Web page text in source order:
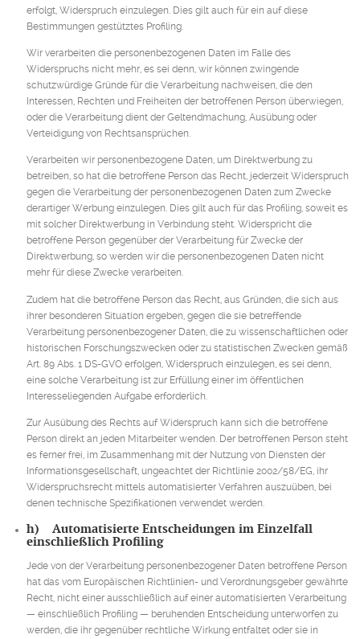
erfolgt, Widerspruch einzulegen. Dies gilt auch für ein auf diese
Bestimmungen gestütztes Profiling.
Wir verarbeiten die personenbezogenen Daten im Falle des
Widerspruchs nicht mehr, es sei denn, wir können zwingende
schutzwürdige Gründe für die Verarbeitung nachweisen, die den
Interessen, Rechten und Freiheiten der betroffenen Person überwiegen,
oder die Verarbeitung dient der Geltendmachung, Ausübung oder
Verteidigung von Rechtsansprüchen.
Verarbeiten wir personenbezogene Daten, um Direktwerbung zu
betreiben, so hat die betroffene Person das Recht, jederzeit Widerspruch
gegen die Verarbeitung der personenbezogenen Daten zum Zwecke
derartiger Werbung einzulegen. Dies gilt auch für das Profiling, soweit es
mit solcher Direktwerbung in Verbindung steht. Widerspricht die
betroffene Person gegenüber der Verarbeitung für Zwecke der
Direktwerbung, so werden wir die personenbezogenen Daten nicht
mehr für diese Zwecke verarbeiten.
Zudem hat die betroffene Person das Recht, aus Gründen, die sich aus
ihrer besonderen Situation ergeben, gegen die sie betreffende
Verarbeitung personenbezogener Daten, die zu wissenschaftlichen oder
historischen Forschungszwecken oder zu statistischen Zwecken gemäß
Art. 89 Abs. 1 DS-GVO erfolgen, Widerspruch einzulegen, es sei denn,
eine solche Verarbeitung ist zur Erfüllung einer im öffentlichen
Interesseliegenden Aufgabe erforderlich.
Zur Ausübung des Rechts auf Widerspruch kann sich die betroffene
Person direkt an jeden Mitarbeiter wenden. Der betroffenen Person steht
es ferner frei, im Zusammenhang mit der Nutzung von Diensten der
Informationsgesellschaft, ungeachtet der Richtlinie 2002/58/EG, ihr
Widerspruchsrecht mittels automatisierter Verfahren auszuüben, bei
denen technische Spezifikationen verwendet werden.
h) Automatisierte Entscheidungen im Einzelfall
einschließlich Profiling
Jede von der Verarbeitung personenbezogener Daten betroffene Person
hat das vom Europäischen Richtlinien- und Verordnungsgeber gewährte
Recht, nicht einer ausschließlich auf einer automatisierten Verarbeitung
— einschließlich Profiling — beruhenden Entscheidung unterworfen zu
werden, die ihr gegenüber rechtliche Wirkung entfaltet oder sie in